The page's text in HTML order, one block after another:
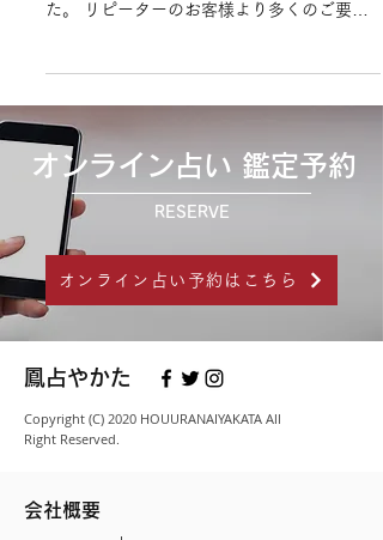
た。 リピーターのお客様より多くのご要望
オンライン占い 鑑定予約
RESERVE
オンライン占い予約はこちら
鳳占やかた
Copyright (C) 2020 HOUURANAIYAKATA All
Right Reserved.
会社概要